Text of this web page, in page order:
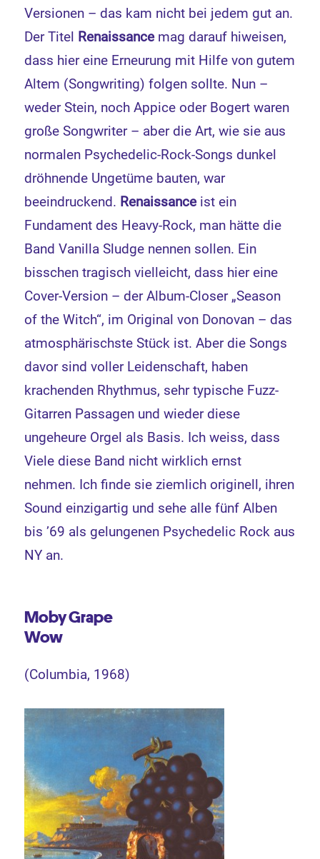
Versionen – das kam nicht bei jedem gut an.
Der Titel Renaissancemag darauf hiweisen,
dass hier eine Erneurung mit Hilfe von gutem
Altem (Songwriting) folgen sollte. Nun –
weder Stein, noch Appice oder Bogert waren
große Songwriter – aber die Art, wie sie aus
normalen Psychedelic-Rock-Songs dunkel
dröhnende Ungetüme bauten, war
beeindruckend. Renaissanceist ein
Fundament des Heavy-Rock, man hätte die
Band Vanilla Sludge nennen sollen. Ein
bisschen tragisch vielleicht, dass hier eine
Cover-Version – der Album-Closer „Season
of the Witch“, im Original von Donovan – das
atmosphärischste Stück ist. Aber die Songs
davor sind voller Leidenschaft, haben
krachenden Rhythmus, sehr typische Fuzz-
Gitarren Passagen und wieder diese
ungeheure Orgel als Basis. Ich weiss, dass
Viele diese Band nicht wirklich ernst
nehmen. Ich finde sie ziemlich originell, ihren
Sound einzigartig und sehe alle fünf Alben
bis ’69 als gelungenen Psychedelic Rock aus
NY an.
Moby Grape
Wow
(Columbia, 1968)